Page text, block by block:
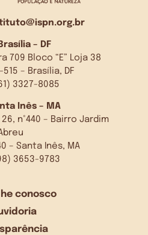
– DF
709 Bloco “E” Loja 38
515 – Brasília, DF
3327-8085
Inês – MA
n°440 – Bairro Jardim
– Santa Inês, MA
3653-9783
conosco